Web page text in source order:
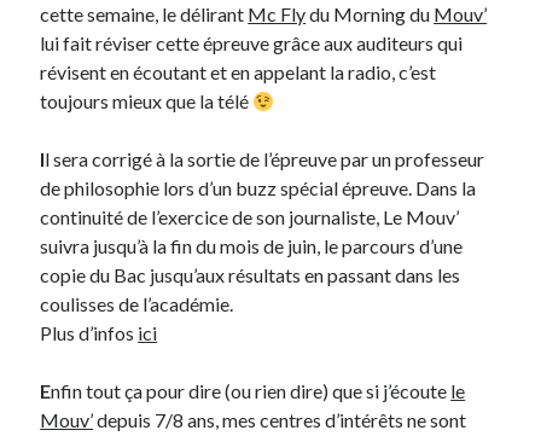
Entretien ménagerdansT’as vu quoi ? #52
JFdans
C’était pas mieux avant… à Lyon
littlecelt
dans
Comment j’ai opéré ma vélorution toute personnelle
Anthony
dans Comment j’ai opéré ma vélorution toute personnelle
Commentaires récents
Entretien ménagerdansT’as vu quoi ? #52
JFdansC’était pas mieux avant… à Lyon
littleceltdansComment j’ai opéré ma vélorution toute personnelle
Renaud DucherdansComment j’ai opéré ma vélorution toute
personnelle
cette semaine, le délirant Mc Flydu Morning du Mouv’
lui fait réviser cette épreuve grâce aux auditeurs qui
révisent en écoutant et en appelant la radio, c’est
toujours mieux que la télé
Il sera corrigé à la sortie de l’épreuve par un professeur
de philosophie lors d’un buzz spécial épreuve. Dans la
continuité de l’exercice de son journaliste, Le Mouv’
suivra jusqu’à la fin du mois de juin, le parcours d’une
copie du Bac jusqu’aux résultats en passant dans les
coulisses de l’académie.
Plus d’infos ici
Enfin tout ça pour dire (ou rien dire) que si j’écoute le
Mouv’depuis 7/8 ans, mes centres d’intérêts ne sont